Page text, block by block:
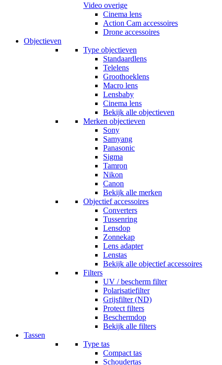
Video overige
Cinema lens
Action Cam accessoires
Drone accessoires
Objectieven
Type objectieven
Standaardlens
Telelens
Groothoeklens
Macro lens
Lensbaby
Cinema lens
Bekijk alle objectieven
Merken objectieven
Sony
Samyang
Panasonic
Sigma
Tamron
Nikon
Canon
Bekijk alle merken
Objectief accessoires
Converters
Tussenring
Lensdop
Zonnekap
Lens adapter
Lenstas
Bekijk alle objectief accessoires
Filters
UV / bescherm filter
Polarisatiefilter
Grijsfilter (ND)
Protect filters
Beschermdop
Bekijk alle filters
Tassen
Type tas
Compact tas
Schoudertas